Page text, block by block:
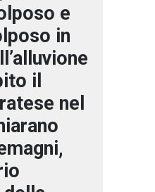
e
in
il
nel